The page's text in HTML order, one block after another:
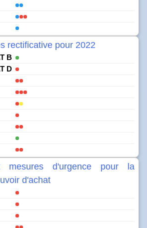
rectificative pour 2022
B
D
d'urgence pour la
d'achat